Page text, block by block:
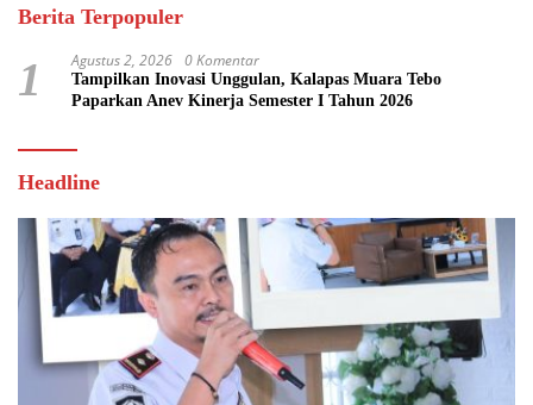
Berita Terpopuler
1 Agustus 2, 2026 0 Komentar
Tampilkan Inovasi Unggulan, Kalapas Muara Tebo
Paparkan Anev Kinerja Semester I Tahun 2026
Headline